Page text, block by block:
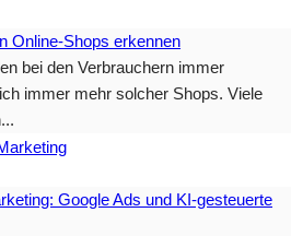
Online-Shops erkennen
bei den Verbrauchern immer
immer mehr solcher Shops. Viele
Google Ads und KI-gesteuerte